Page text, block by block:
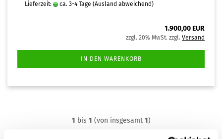
Lieferzeit: ca. 3-4 Tage (Ausland abweichend)
1.900,00 EUR
zzgl. 20% MwSt. zzgl. Versand
IN DEN WARENKORB
1 bis 1 (von insgesamt 1)